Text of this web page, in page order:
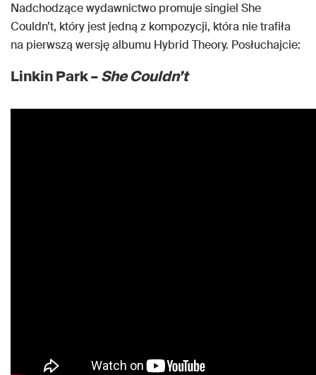
Nadchodzące wydawnictwo promuje singiel She
Couldn’t, który jest jedną z kompozycji, która nie trafiła
na pierwszą wersję albumu Hybrid Theory. Posłuchajcie:
Linkin Park –She Couldn’t